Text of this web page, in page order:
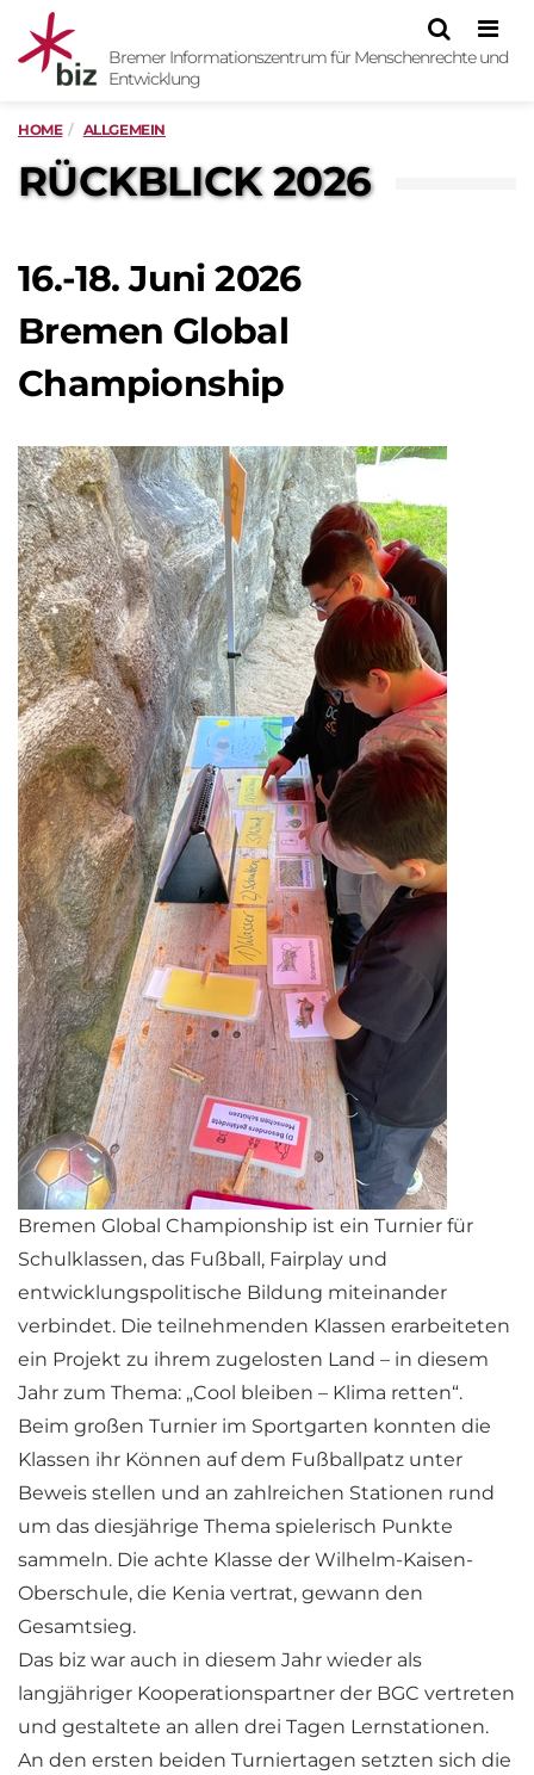
Bremer Informationszentrum für Menschenrechte und
Entwicklung
HOME ALLGEMEIN
RÜCKBLICK 2026
16.-18. Juni 2026
Bremen Global
Championship
Bremen Global Championship ist ein Turnier für
Schulklassen, das Fußball, Fairplay und
entwicklungspolitische Bildung miteinander
verbindet. Die teilnehmenden Klassen erarbeiteten
ein Projekt zu ihrem zugelosten Land – in diesem
Jahr zum Thema: „Cool bleiben – Klima retten“.
Beim großen Turnier im Sportgarten konnten die
Klassen ihr Können auf dem Fußballpatz unter
Beweis stellen und an zahlreichen Stationen rund
um das diesjährige Thema spielerisch Punkte
sammeln. Die achte Klasse der Wilhelm-Kaisen-
Oberschule, die Kenia vertrat, gewann den
Gesamtsieg.
Das biz war auch in diesem Jahr wieder als
langjähriger Kooperationspartner der BGC vertreten
und gestaltete an allen drei Tagen Lernstationen.
An den ersten beiden Turniertagen setzten sich die